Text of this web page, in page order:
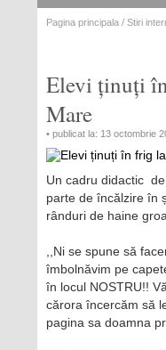
Pagina principala / Stiri
Elevi ținuți
Mare
• publicat la: 13 octombrie
Un cadru didactic
parte de încălzire în
rânduri de haine
,,Ni se spune să
îmbolnăvim pe
în locul NOSTRU!!
cărora încercăm să
pagina sa doamna